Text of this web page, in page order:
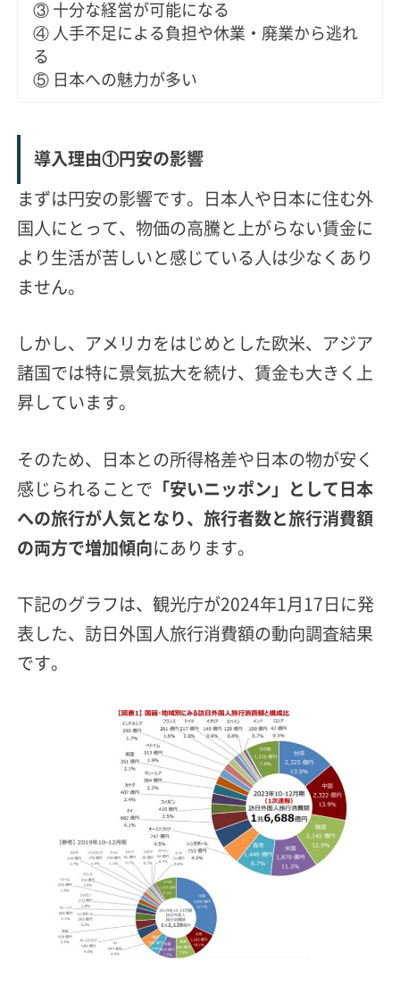
③ 十分な経営が可能になる
④ 人手不足による負担や休業・廃業から逃れ
る
⑤ 日本への魅力が多い
導入理由①円安の影響
まずは円安の影響です。
日本人や日本に住む外
国人にとって、物価の高騰と上がらない賃金に
より生活が苦しいと感じている人は少なくあり
ません。
しかし、アメリカをはじめとした欧米、アジア
諸国では特に景気拡大を続け、賃金も大きく上
昇しています。
そのため、日本との所得格差や日本の物が安く
感じられることで 「安いニッポン」として日本
への旅行が人気となり、旅行者数と旅行消費額
の両方で増加傾向にあります。
下記のグラフは、観光庁が2024年1月17日に発
表した、訪日外国人旅行消費額の動向調査結果
です。